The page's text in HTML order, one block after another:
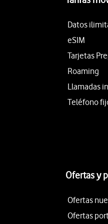
Datos
eSIM
Tarjetas
Roaming
Llamadas
Teléfono
Ofertas y
Ofertas
Ofertas